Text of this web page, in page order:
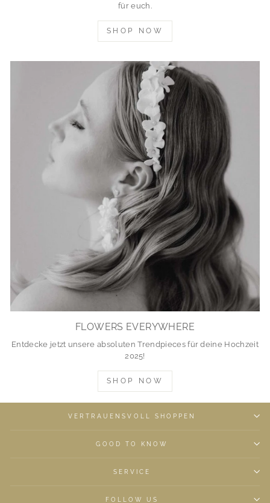
für euch.
SHOP NOW
FLOWERS EVERYWHERE
Entdecke jetzt unsere absoluten Trendpieces für deine Hochzeit
2025!
SHOP NOW
VERTRAUENSVOLL SHOPPEN
GOOD TO KNOW
SERVICE
FOLLOW US